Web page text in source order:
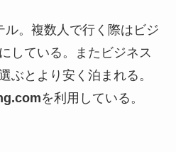
ル。複数人で行く際はビジ
している。またビジネス
ぶとより安く泊まれる。
を利用している。